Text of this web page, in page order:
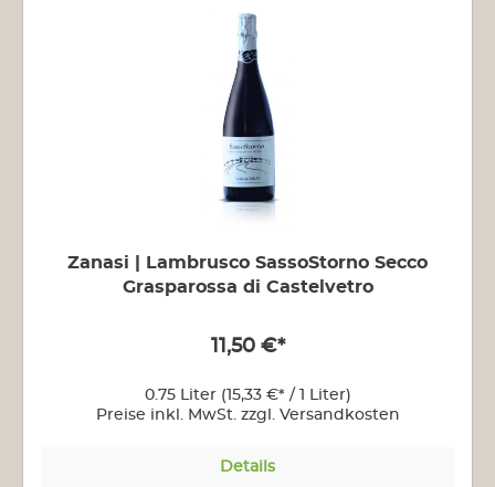
Zanasi | Lambrusco SassoStorno Secco
Grasparossa di Castelvetro
11,50 €*
0.75 Liter (15,33 €* / 1 Liter)
Preise inkl. MwSt. zzgl. Versandkosten
Details